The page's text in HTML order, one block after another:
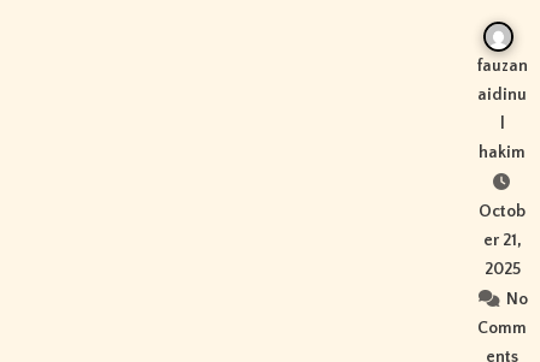
fauzan
aidinu
hakim
Octob
er 21,
2025
No
Comm
ents